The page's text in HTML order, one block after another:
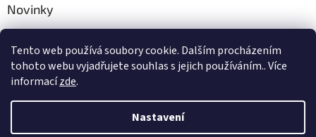
Tento web používá soubory cookie. Dalším procházením
tohoto webu vyjadřujete souhlas s jejich používáním.. Více
informacízde.
Nastavení
Novinky
zahradu, chov i domácnost